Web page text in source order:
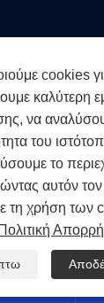
μαζί μας
RSS
©
παντός
cookies
καλύτερη
να
του
το
αυτόν τον
τη χρήση των
Πολιτική